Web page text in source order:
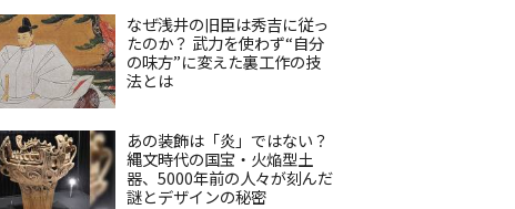
なぜ浅井の旧臣は秀吉に従っ
たのか？ 武力を使わず“自分
の味方”に変えた裏工作の技
法とは
あの装飾は「炎」ではない？
縄文時代の国宝・火焔型土
器、5000年前の人々が刻んだ
謎とデザインの秘密